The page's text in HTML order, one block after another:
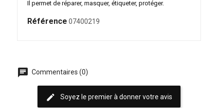
Il permet de réparer, masquer, étiqueter, protéger.
Référence 07400219
chat Commentaires (0)
edit Soyez le premier à donner votre avis